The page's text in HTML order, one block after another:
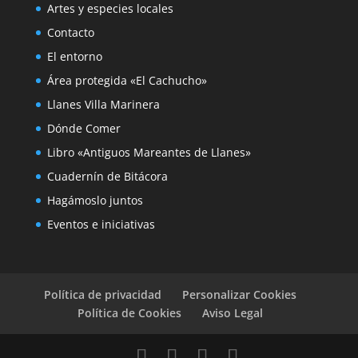
Artes y especies locales
Contacto
El entorno
Área protegida «El Cachucho»
Llanes Villa Marinera
Dónde Comer
Libro «Antiguos Mareantes de Llanes»
Cuadernín de Bitácora
Hagámoslo juntos
Eventos e iniciativas
Política de privacidad
Personalizar Cookies
Política de Cookies
Aviso Legal